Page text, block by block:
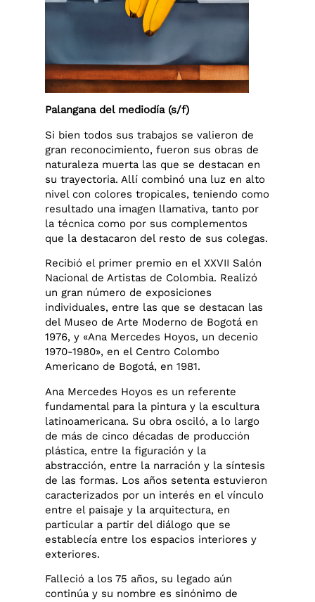
Palangana del mediodía (s/f)
Si bien todos sus trabajos se valieron de
gran reconocimiento, fueron sus obras de
naturaleza muerta las que se destacan en
su trayectoria. Allí combinó una luz en alto
nivel con colores tropicales, teniendo como
resultado una imagen llamativa, tanto por
la técnica como por sus complementos
que la destacaron del resto de sus colegas.
Recibió el primer premio en el XXVII Salón
Nacional de Artistas de Colombia. Realizó
un gran número de exposiciones
individuales, entre las que se destacan las
del Museo de Arte Moderno de Bogotá en
1976, y «Ana Mercedes Hoyos, un decenio
1970-1980», en el Centro Colombo
Americano de Bogotá, en 1981.
Ana Mercedes Hoyos es un referente
fundamental para la pintura y la escultura
latinoamericana. Su obra osciló, a lo largo
de más de cinco décadas de producción
plástica, entre la figuración y la
abstracción, entre la narración y la síntesis
de las formas. Los años setenta estuvieron
caracterizados por un interés en el vínculo
entre el paisaje y la arquitectura, en
particular a partir del diálogo que se
establecía entre los espacios interiores y
exteriores.
Falleció a los 75 años, su legado aún
continúa y su nombre es sinónimo de